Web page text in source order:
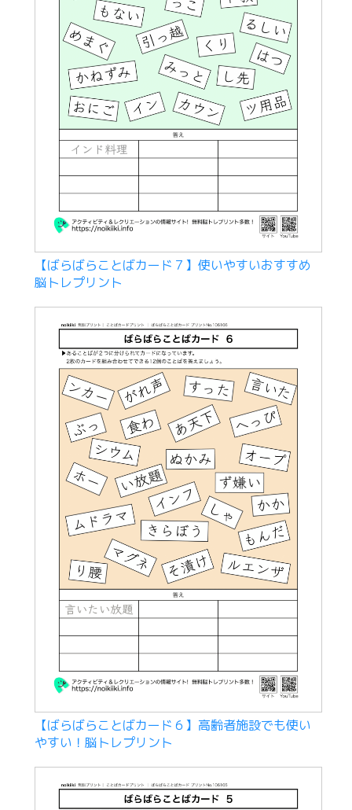
【ばらばらことばカード７】使いやすいおすすめ
脳トレプリント
【ばらばらことばカード６】高齢者施設でも使い
やすい！脳トレプリント